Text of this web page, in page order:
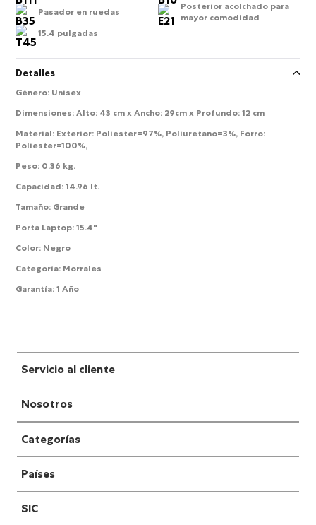
Pasador en ruedas
Posterior acolchado para
mayor comodidad
15.4 pulgadas
Detalles
Género: Unisex
Dimensiones:Alto: 43 cm x Ancho: 29cm x Profundo: 12 cm
Material: Exterior: Poliester=97%, Poliuretano=3%, Forro:
Poliester=100%,
Peso: 0.36 kg.
Capacidad:14.96 lt.
Tamaño: Grande
Porta Laptop:15.4"
Color: Negro
Categoría: Morrales
Garantía:1 Año
Servicio al cliente
Nosotros
Categorías
Países
SIC